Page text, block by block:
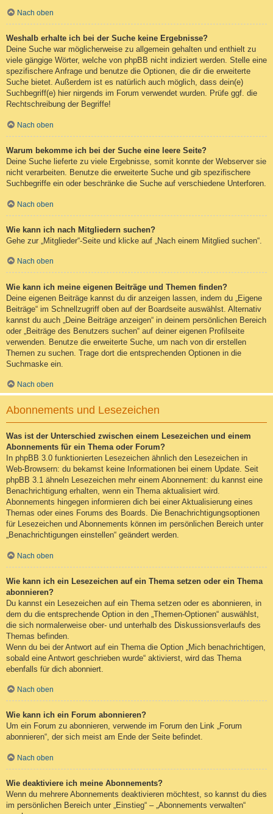
Nach oben
Weshalb erhalte ich bei der Suche keine Ergebnisse?
Deine Suche war möglicherweise zu allgemein gehalten und enthielt zu
viele gängige Wörter, welche von phpBB nicht indiziert werden. Stelle eine
spezifischere Anfrage und benutze die Optionen, die dir die erweiterte
Suche bietet. Außerdem ist es natürlich auch möglich, dass dein(e)
Suchbegriff(e) hier nirgends im Forum verwendet wurden. Prüfe ggf. die
Rechtschreibung der Begriffe!
Nach oben
Warum bekomme ich bei der Suche eine leere Seite?
Deine Suche lieferte zu viele Ergebnisse, somit konnte der Webserver sie
nicht verarbeiten. Benutze die erweiterte Suche und gib spezifischere
Suchbegriffe ein oder beschränke die Suche auf verschiedene Unterforen.
Nach oben
Wie kann ich nach Mitgliedern suchen?
Gehe zur „Mitglieder“-Seite und klicke auf „Nach einem Mitglied suchen“.
Nach oben
Wie kann ich meine eigenen Beiträge und Themen finden?
Deine eigenen Beiträge kannst du dir anzeigen lassen, indem du „Eigene
Beiträge“ im Schnellzugriff oben auf der Boardseite auswählst. Alternativ
kannst du auch „Deine Beiträge anzeigen“ in deinem persönlichen Bereich
oder „Beiträge des Benutzers suchen“ auf deiner eigenen Profilseite
verwenden. Benutze die erweiterte Suche, um nach von dir erstellen
Themen zu suchen. Trage dort die entsprechenden Optionen in die
Suchmaske ein.
Nach oben
Abonnements und Lesezeichen
Was ist der Unterschied zwischen einem Lesezeichen und einem
Abonnements für ein Thema oder Forum?
In phpBB 3.0 funktionierten Lesezeichen ähnlich den Lesezeichen in
Web-Browsern: du bekamst keine Informationen bei einem Update. Seit
phpBB 3.1 ähneln Lesezeichen mehr einem Abonnement: du kannst eine
Benachrichtigung erhalten, wenn ein Thema aktualisiert wird.
Abonnements hingegen informieren dich bei einer Aktualisierung eines
Themas oder eines Forums des Boards. Die Benachrichtigungsoptionen
für Lesezeichen und Abonnements können im persönlichen Bereich unter
„Benachrichtigungen einstellen“ geändert werden.
Nach oben
Wie kann ich ein Lesezeichen auf ein Thema setzen oder ein Thema
abonnieren?
Du kannst ein Lesezeichen auf ein Thema setzen oder es abonnieren, in
dem du die entsprechende Option in den „Themen-Optionen“ auswählst,
die sich normalerweise ober- und unterhalb des Diskussionsverlaufs des
Themas befinden.
Wenn du bei der Antwort auf ein Thema die Option „Mich benachrichtigen,
sobald eine Antwort geschrieben wurde“ aktivierst, wird das Thema
ebenfalls für dich abonniert.
Nach oben
Wie kann ich ein Forum abonnieren?
Um ein Forum zu abonnieren, verwende im Forum den Link „Forum
abonnieren“, der sich meist am Ende der Seite befindet.
Nach oben
Wie deaktiviere ich meine Abonnements?
Wenn du mehrere Abonnements deaktivieren möchtest, so kannst du dies
im persönlichen Bereich unter „Einstieg“ – „Abonnements verwalten“